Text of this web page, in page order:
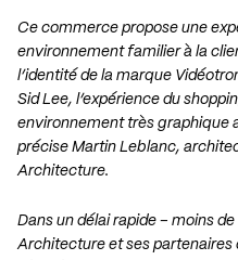
Ce commerce propose une
environnement familier à la
l’identité de la marque
Sid Lee, l’expérience du
environnement très graphique
précise Martin Leblanc,
Architecture.
Dans un délai rapide – moins
Architecture et ses